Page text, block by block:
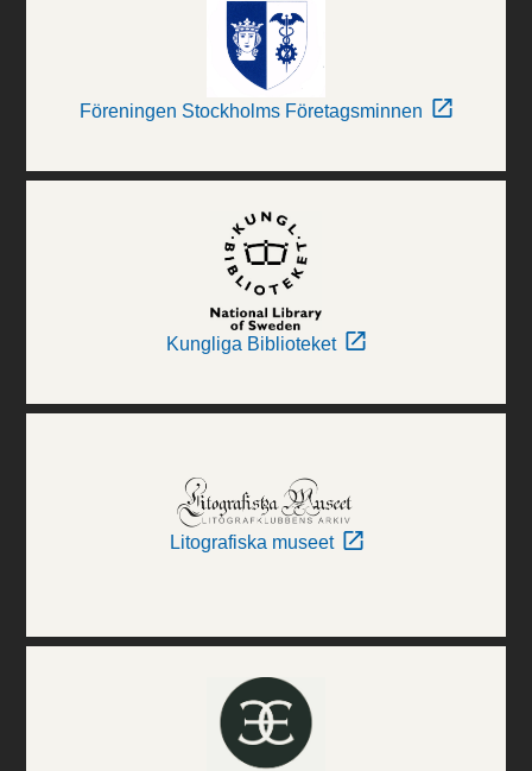
Föreningen Stockholms Företagsminnen
Kungliga Biblioteket
Litografiska museet